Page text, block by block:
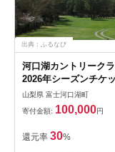
出典：ふるなび
河口湖カントリーク
2026年シーズンチケ
利用券30,000円分）
山梨県 富士河口湖町
寄付金額: 100,000円
還元率 30%